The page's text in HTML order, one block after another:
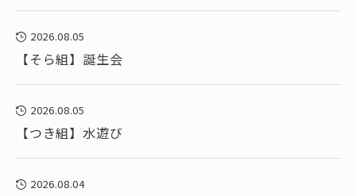
2026.08.05
【そら組】誕生会
2026.08.05
【つき組】水遊び
2026.08.04